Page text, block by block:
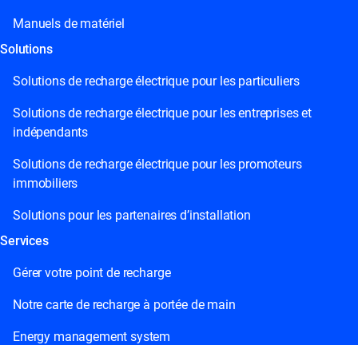
Manuels de matériel
Solutions
Solutions de recharge électrique pour les particuliers
Solutions de recharge électrique pour les entreprises et
indépendants
Solutions de recharge électrique pour les promoteurs
immobiliers
Solutions pour les partenaires d’installation
Services
Gérer votre point de recharge
Notre carte de recharge à portée de main
Energy management system